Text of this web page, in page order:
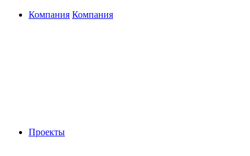
Компания Компания
Проекты